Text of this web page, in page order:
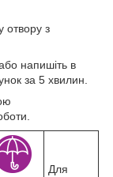
отвору з
напишіть в
за 5 хвилин.
Для